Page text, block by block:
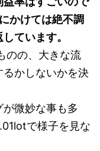
かけては絶不調
ています。
のの、大きな流
かしないかを決
微妙な事も多
で様子を見な